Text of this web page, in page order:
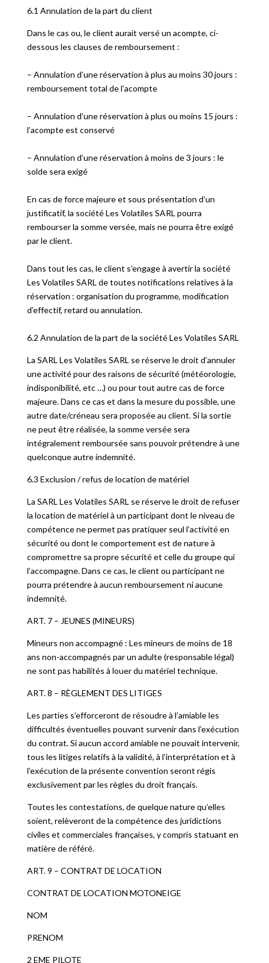
6.1 Annulation de la part du client
Dans le cas ou, le client aurait versé un acompte, ci-
dessous les clauses de remboursement :
– Annulation d’une réservation à plus au moins 30 jours :
remboursement total de l’acompte
– Annulation d’une réservation à plus ou moins 15 jours :
l’acompte est conservé
– Annulation d’une réservation à moins de 3 jours : le
solde sera exigé
En cas de force majeure et sous présentation d’un
justificatif, la société Les Volatiles SARL pourra
rembourser la somme versée, mais ne pourra être exigé
par le client.
Dans tout les cas, le client s’engage à avertir la société
Les Volatiles SARL de toutes notifications relatives à la
réservation : organisation du programme, modification
d’effectif, retard ou annulation.
6.2 Annulation de la part de la société Les Volatiles SARL
La SARL Les Volatiles SARL se réserve le droit d’annuler
une activité pour des raisons de sécurité (météorologie,
indisponibilité, etc …) ou pour tout autre cas de force
majeure. Dans ce cas et dans la mesure du possible, une
autre date/créneau sera proposée au client. Si la sortie
ne peut être réalisée, la somme versée sera
intégralement remboursée sans pouvoir prétendre à une
quelconque autre indemnité.
6.3 Exclusion / refus de location de matériel
La SARL Les Volatiles SARL se réserve le droit de refuser
la location de matériel à un participant dont le niveau de
compétence ne permet pas pratiquer seul l’activité en
sécurité ou dont le comportement est de nature à
compromettre sa propre sécurité et celle du groupe qui
l’accompagne. Dans ce cas, le client ou participant ne
pourra prétendre à aucun remboursement ni aucune
indemnité.
ART. 7 – JEUNES (MINEURS)
Mineurs non accompagné : Les mineurs de moins de 18
ans non-accompagnés par un adulte (responsable légal)
ne sont pas habilités à louer du matériel technique.
ART. 8 – RÈGLEMENT DES LITIGES
Les parties s’efforceront de résoudre à l’amiable les
difficultés éventuelles pouvant survenir dans l’exécution
du contrat. Si aucun accord amiable ne pouvait intervenir,
tous les litiges relatifs à la validité, à l’interprétation et à
l’exécution de la présente convention seront régis
exclusivement par les règles du droit français.
Toutes les contestations, de quelque nature qu’elles
soient, relèveront de la compétence des juridictions
civiles et commerciales françaises, y compris statuant en
matière de référé.
ART. 9 – CONTRAT DE LOCATION
CONTRAT DE LOCATION MOTONEIGE
NOM
PRENOM
2 EME PILOTE